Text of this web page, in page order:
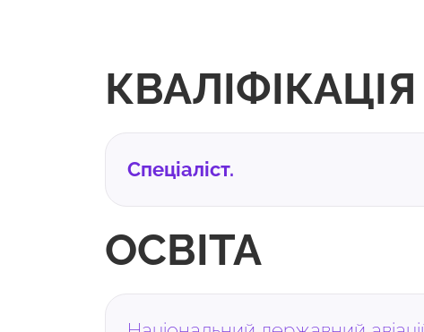
КВАЛІФІКАЦІЯ
Спеціаліст.
ОСВІТА